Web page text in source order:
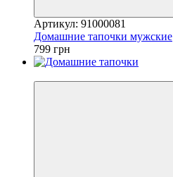
Артикул: 91000081
Домашние тапочки мужские
799 грн